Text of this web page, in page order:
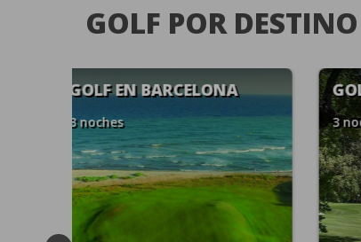
GOLF POR DESTINO
GOLF EN ST. ANDREWS
3 noches